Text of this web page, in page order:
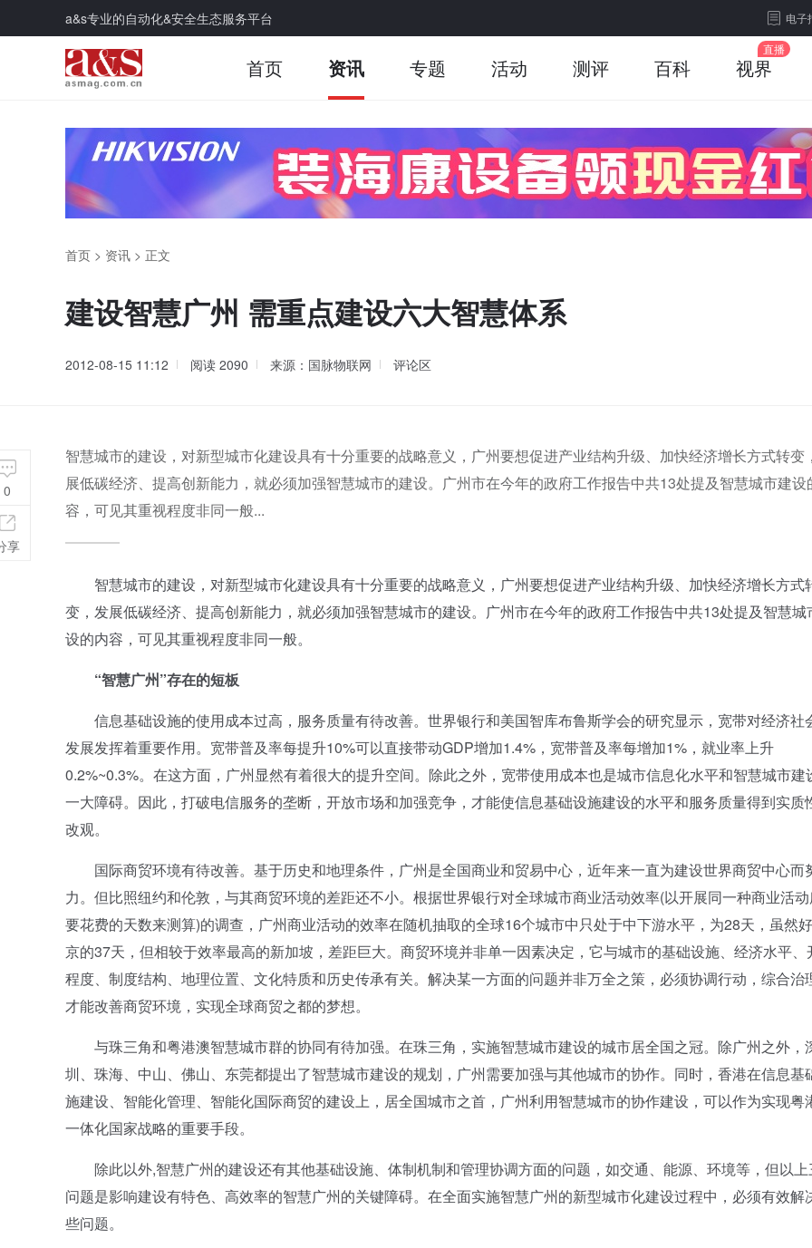
a&s专业的自动化&安全生态服务平台 电子
首页 资讯 专题 活动 测评 百科 视界
首页 > 资讯 > 正文
建设智慧广州 需重点建设六大智慧体系
2012-08-15 11:12 阅读 2090 来源：国脉物联网 评论区
智慧城市的建设，对新型城市化建设具有十分重要的战略意义，广州要想促进产业结构升级、加快经济增长方式转变
展低碳经济、提高创新能力，就必须加强智慧城市的建设。广州市在今年的政府工作报告中共13处提及智慧城市建设
容，可见其重视程度非同一般...
智慧城市的建设，对新型城市化建设具有十分重要的战略意义，广州要想促进产业结构升级、加快经济增长方式
变，发展低碳经济、提高创新能力，就必须加强智慧城市的建设。广州市在今年的政府工作报告中共13处提及智慧城
设的内容，可见其重视程度非同一般。
“智慧广州”存在的短板
信息基础设施的使用成本过高，服务质量有待改善。世界银行和美国智库布鲁斯学会的研究显示，宽带对经济社
发展发挥着重要作用。宽带普及率每提升10%可以直接带动GDP增加1.4%，宽带普及率每增加1%，就业率上升
0.2%~0.3%。在这方面，广州显然有着很大的提升空间。除此之外，宽带使用成本也是城市信息化水平和智慧城市建
一大障碍。因此，打破电信服务的垄断，开放市场和加强竞争，才能使信息基础设施建设的水平和服务质量得到实质
改观。
国际商贸环境有待改善。基于历史和地理条件，广州是全国商业和贸易中心，近年来一直为建设世界商贸中心而
力。但比照纽约和伦敦，与其商贸环境的差距还不小。根据世界银行对全球城市商业活动效率(以开展同一种商业活
要花费的天数来测算)的调查，广州商业活动的效率在随机抽取的全球16个城市中只处于中下游水平，为28天，虽然
京的37天，但相较于效率最高的新加坡，差距巨大。商贸环境并非单一因素决定，它与城市的基础设施、经济水平、
程度、制度结构、地理位置、文化特质和历史传承有关。解决某一方面的问题并非万全之策，必须协调行动，综合治
才能改善商贸环境，实现全球商贸之都的梦想。
与珠三角和粤港澳智慧城市群的协同有待加强。在珠三角，实施智慧城市建设的城市居全国之冠。除广州之外，
圳、珠海、中山、佛山、东莞都提出了智慧城市建设的规划，广州需要加强与其他城市的协作。同时，香港在信息基
施建设、智能化管理、智能化国际商贸的建设上，居全国城市之首，广州利用智慧城市的协作建设，可以作为实现粤
一体化国家战略的重要手段。
除此以外,智慧广州的建设还有其他基础设施、体制机制和管理协调方面的问题，如交通、能源、环境等，但以上
问题是影响建设有特色、高效率的智慧广州的关键障碍。在全面实施智慧广州的新型城市化建设过程中，必须有效解
些问题。
0
享